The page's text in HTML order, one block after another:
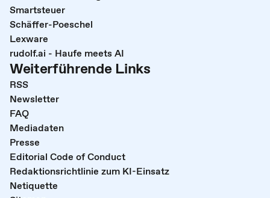
Smartsteuer
Schäffer-Poeschel
Lexware
rudolf.ai - Haufe meets AI
Weiterführende Links
RSS
Newsletter
FAQ
Mediadaten
Presse
Editorial Code of Conduct
Redaktionsrichtlinie zum KI-Einsatz
Netiquette